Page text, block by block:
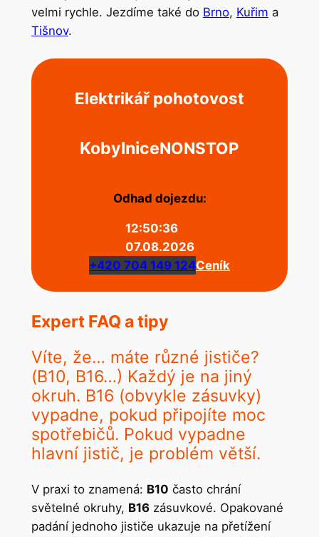
velmi rychle. Jezdíme také do Brno, Kuřim a
Tišnov.
Elektrikář pohotovost
KobylniceNONSTOP
Odhad dojezdu:
12:50:36
07.08.2026
+420 704 149 124Ceník
Expert FAQ a tipy
Víte, že… máte různé jističe?
(B10, B16…) Každý je na jiný
okruh. B16 (obvykle zásuvky)
vypadne, pokud připojíte moc
spotřebičů. Pokud vypadne
hlavní jistič, je problém větší.
V praxi to znamená: B10 často chrání
světelné okruhy, B16zásuvkové. Opakované
padání jednoho jističe ukazuje na přetížení